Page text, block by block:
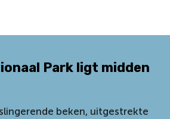
Park ligt midden
beken, uitgestrekte